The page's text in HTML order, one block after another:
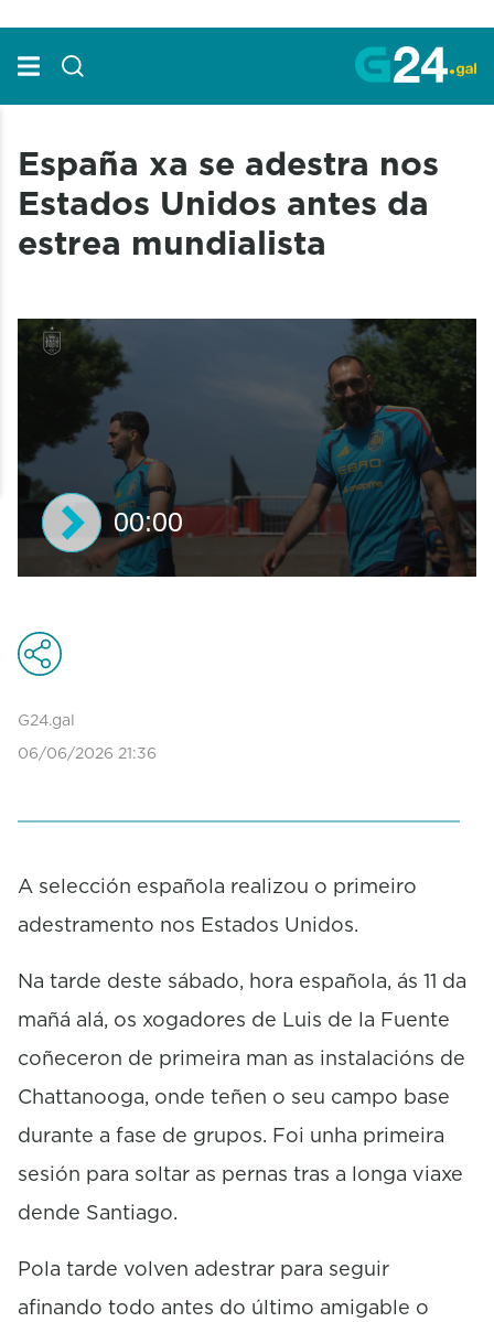
España xa se adestra nos
Estados Unidos antes da
estrea mundialista
c
o
d
o
s
o
d
00:00
G24.gal
06/06/2026 21:36
A selección española realizou o primeiro
adestramento nos Estados Unidos.
Na tarde deste sábado, hora española, ás 11 da
mañá alá, os xogadores de Luis de la Fuente
coñeceron de primeira man as instalacións de
Chattanooga, onde teñen o seu campo base
durante a fase de grupos. Foi unha primeira
sesión para soltar as pernas tras a longa viaxe
dende Santiago.
Pola tarde volven adestrar para seguir
afinando todo antes do último amigable o